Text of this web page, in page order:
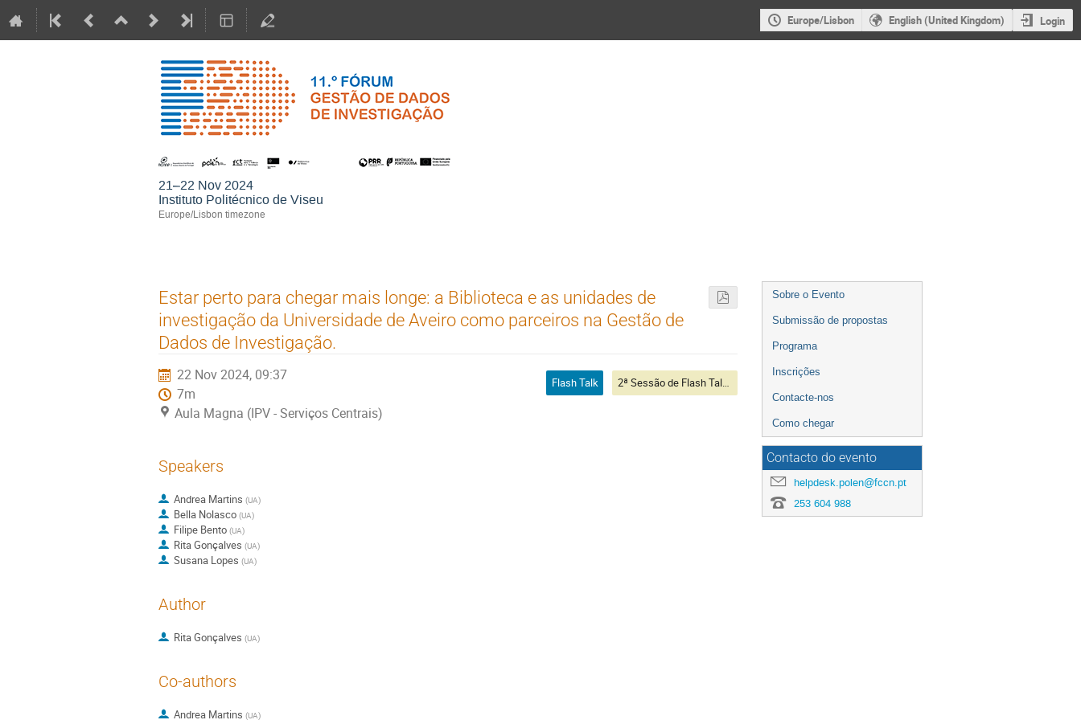
Europe/Lisbon English (United Kingdom) Login
21–22 Nov 2024
Instituto Politécnico de Viseu
Europe/Lisbon timezone
Event
menu
Sobre o Evento
Submissão de propostas
Programa
Inscrições
Contacte-nos
Como chegar
Contacto do evento
helpdesk.polen@fccn.pt
253 604 988
Estar perto para chegar mais longe: a Biblioteca e as unidades de
investigação da Universidade de Aveiro como parceiros na Gestão de
Dados de Investigação.
22 Nov 2024, 09:37
7m
Aula Magna (IPV - Serviços Centrais)
Flash Talk 2ª Sessão de Flash Talks
Speakers
Andrea Martins (UA)
Bella Nolasco (UA)
Filipe Bento (UA)
Rita Gonçalves (UA)
Susana Lopes (UA)
Author
Rita Gonçalves (UA)
Co-authors
Andrea Martins (UA)